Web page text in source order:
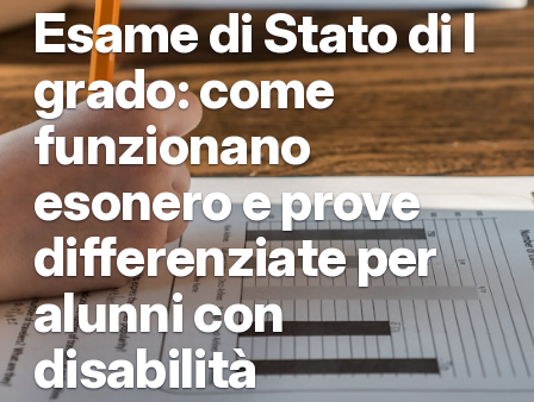
Esame di Stato di I
grado: come
funzionano
esonero e prove
differenziate per
alunni con
disabilità